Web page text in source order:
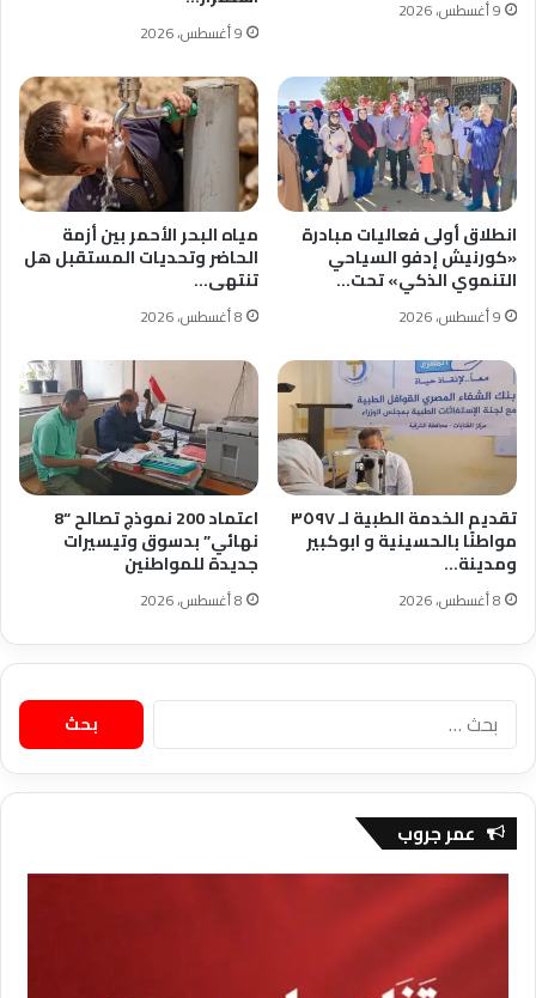
9 أغسطس، 2026
9 أغسطس، 2026
انطلاق أولى فعاليات مبادرة
«كورنيش إدفو السياحي
التنموي الذكي» تحت…
9 أغسطس، 2026
مياه البحر الأحمر بين أزمة
الحاضر وتحديات المستقبل هل
تنتهى…
8 أغسطس، 2026
تقديم الخدمة الطبية لـ ٣٥٩٧
مواطنًا بالحسينية و ابوكبير
ومدينة…
8 أغسطس، 2026
اعتماد 200 نموذج تصالح “8
نهائي” بدسوق وتيسيرات
جديدة للمواطنين
8 أغسطس، 2026
البحث
عن:
عمر جروب